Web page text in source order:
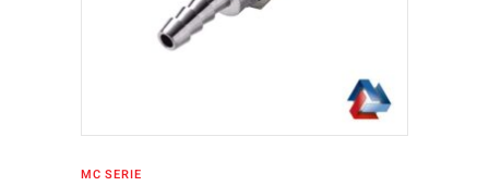
MC SERIE